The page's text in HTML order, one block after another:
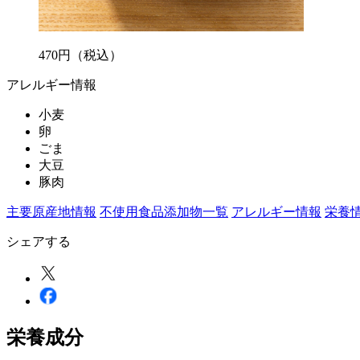
470円 （税込）
アレルギー情報
小麦
卵
ごま
大豆
豚肉
主要原産地情報 不使用食品添加物一覧 アレルギー情報 栄養
シェアする
栄養成分